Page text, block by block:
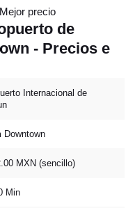
Mejor precio
de
- Precios e
Internacional de
Downtown
MXN (sencillo)
Min